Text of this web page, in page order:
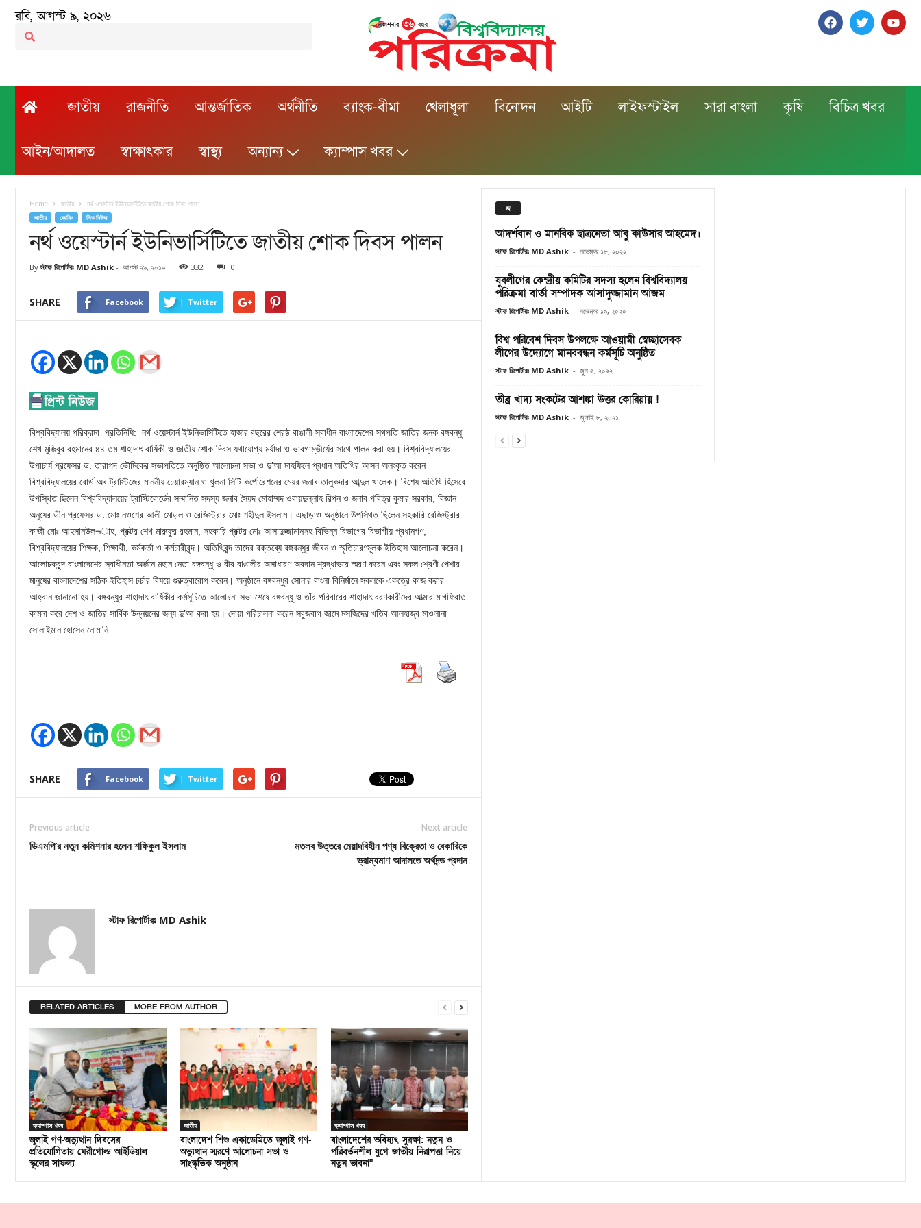
রবি, আগস্ট ৯, ২০২৬
জাতীয় রাজনীতি আন্তর্জাতিক অর্থনীতি ব্যাংক-বীমা খেলাধূলা বিনোদন আইটি লাইফস্টাইল সারা বাংলা কৃষি বিচিত্র খবর
আইন/আদালত স্বাক্ষাৎকার স্বাস্থ্য অন্যান্য ক্যাম্পাস খবর
Home জাতীয় নর্থ ওয়েস্টার্ন ইউনিভার্সিটিতে জাতীয় শোক দিবস পালন
জাতীয় ব্রেকিং লিড নিউজ
নর্থ ওয়েস্টার্ন ইউনিভার্সিটিতে জাতীয় শোক দিবস পালন
By স্টাফ রিপোর্টারঃ MD Ashik - আগস্ট ২৯, ২০১৯ 332 0
SHARE Facebook Twitter
বিশ্ববিদ্যালয় পরিক্রমা প্রতিনিধি: নর্থ ওয়েস্টার্ন ইউনিভার্সিটিতে হাজার বছরের শ্রেষ্ঠ বাঙালী স্বাধীন বাংলাদেশের স্থপতি জাতির জনক বঙ্গবন্ধু
শেখ মুজিবুর রহমানের ৪৪ তম শাহাদাৎ বার্ষিকী ও জাতীয় শোক দিবস যথাযোগ্য মর্যাদা ও ভাবগাম্ভীর্যের সাথে পালন করা হয়। বিশ্ববিদ্যালয়ের
উপাচার্য প্রফেসর ড. তারাপদ ভৌমিকের সভাপতিতে অনুষ্ঠিত আলোচনা সভা ও দু’আ মাহফিলে প্রধান অতিথির আসন অলংকৃত করেন
বিশ্ববিদ্যালয়ের বোর্ড অব ট্রাস্টিজের মাননীয় চেয়ারম্যান ও খুলনা সিটি কর্পোরেশনের মেয়র জনাব তালুকদার আব্দুল খালেক। বিশেষ অতিথি হিসেবে
উপস্থিত ছিলেন বিশ্ববিদ্যালয়ের ট্রাস্টিবোর্ডের সম্মানিত সদস্য জনাব সৈয়দ মোহাম্মদ ওবায়দুল্লাহ রিপন ও জনাব পবিত্র কুমার সরকার, বিজ্ঞান
অনুষের ডীন প্রফেসর ড. মোঃ নওশের আলী মোড়ল ও রেজিস্ট্রার মোঃ শহীদুল ইসলাম। এছাড়াও অনুষ্ঠানে উপস্থিত ছিলেন সহকারি রেজিস্ট্রার
কাজী মোঃ আহসানউল¬াহ, প্রক্টর শেখ মারুফুর রহমান, সহকারি প্রক্টর মোঃ আসাদুজ্জামানসহ বিভিন্ন বিভাগের বিভাগীয় প্রধানগণ,
বিশ্ববিদ্যালয়ের শিক্ষক, শিক্ষার্থী, কর্মকর্তা ও কর্মচারীবৃন্দ। অতিথিবৃন্দ তাদের বক্তব্যে বঙ্গবন্ধুর জীবন ও স্মৃতিচারণমূলক ইতিহাস আলোচনা করেন।
আলোচকবৃন্দ বাংলাদেশের স্বাধীনতা অর্জনে মহান নেতা বঙ্গবন্ধু ও বীর বাঙালীর অসাধারণ অবদান শ্রদ্ধাভরে স্মরণ করেন এবং সকল শ্রেণী পেশার
মানুষের বাংলাদেশের সঠিক ইতিহাস চর্চার বিষয়ে গুরুত্বারোপ করেন। অনুষ্ঠানে বঙ্গবন্ধুর সোনার বাংলা বিনির্মানে সকলকে একত্রে কাজ করার
আহ্বান জানানো হয়। বঙ্গবন্ধুর শাহাদাৎ বার্ষিকীর কর্মসূচিতে আলোচনা সভা শেষে বঙ্গবন্ধু ও তাঁর পরিবারের শাহাদাৎ বরণকারীদের আত্মার মাগফিরাত
কামনা করে দেশ ও জাতির সার্বিক উন্নয়নের জন্য দু’আ করা হয়। দোয়া পরিচালনা করেন সবুজবাগ জামে মসজিদের খতিব আলহাজ্ব মাওলানা
সোলাইমান হোসেন নোমানি
SHARE Facebook Twitter
Previous article
ডিএমপি’র নতুন কমিশনার হলেন শফিকুল ইসলাম
Next article
মতলব উত্তরে মেয়াদবিহীন পণ্য বিক্রেতা ও বেকারিকে
ভ্রাম্যমাণ আদালতে অর্থদন্ড প্রদান
স্টাফ রিপোর্টারঃ MD Ashik
RELATED ARTICLES MORE FROM AUTHOR
ক্যাম্পাস খবর
জুলাই গণ-অভ্যুত্থান দিবসের
প্রতিযোগিতায় মেরীগোল্ড আইডিয়াল
স্কুলের সাফল্য
জাতীয়
বাংলাদেশ শিশু একাডেমিতে জুলাই গণ-
অভ্যুত্থান স্মরণে আলোচনা সভা ও
সাংস্কৃতিক অনুষ্ঠান
ক্যাম্পাস খবর
বাংলাদেশের ভবিষ্যৎ সুরক্ষা: নতুন ও
পরিবর্তনশীল যুগে জাতীয় নিরাপত্তা নিয়ে
নতুন ভাবনা”
জ
আদর্শবান ও মানবিক ছাত্রনেতা আবু কাউসার আহমেদ।
স্টাফ রিপোর্টারঃ MD Ashik - নভেম্বর ১৮, ২০২২
যুবলীগের কেন্দ্রীয় কমিটির সদস্য হলেন বিশ্ববিদ্যালয়
পরিক্রমা বার্তা সম্পাদক আসাদুজ্জামান আজম
স্টাফ রিপোর্টারঃ MD Ashik - নভেম্বর ১৯, ২০২০
বিশ্ব পরিবেশ দিবস উপলক্ষে আওয়ামী স্বেচ্ছাসেবক
লীগের উদ্যোগে মানববন্ধন কর্মসূচি অনুষ্ঠিত
স্টাফ রিপোর্টারঃ MD Ashik - জুন ৫, ২০২২
তীব্র খাদ্য সংকটের আশঙ্কা উত্তর কোরিয়ায় !
স্টাফ রিপোর্টারঃ MD Ashik - জুলাই ৮, ২০২১